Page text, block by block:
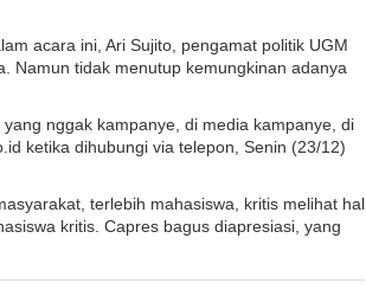
acara ini, Ari Sujito, pengamat politik UGM
Namun tidak menutup kemungkinan adanya
nggak kampanye, di media kampanye, di
ketika dihubungi via telepon, Senin (23/12)
terlebih mahasiswa, kritis melihat hal
kritis. Capres bagus diapresiasi, yang